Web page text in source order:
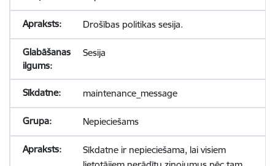
Drošības politikas sesija.
Sesija
maintenance_message
Nepieciešams
Sīkdatne ir nepieciešama, lai visiem